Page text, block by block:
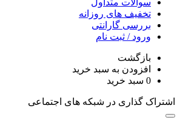
سوالات متداول
تخفیف های روزانه
بررسی گارانتی
ورود / ثبت نام
بازگشت
افزودن به سبد خرید
0 سبد خرید
اشتراک گذاری در شبکه های اجتماعی